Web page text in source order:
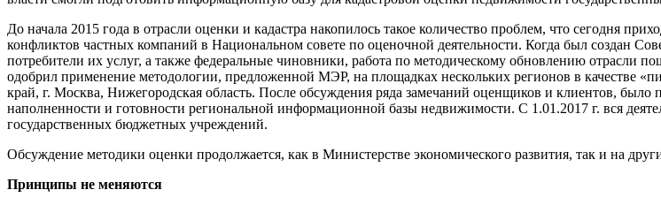
До начала 2015 года в отрасли оценки и кадастра накопилось такое количество проблем, что сегодня
конфликтов частных компаний в Национальном совете по оценочной деятельности. Когда был создан
потребители их услуг, а также федеральные чиновники, работа по методическому обновлению отрасли
одобрил применение методологии, предложенной МЭР, на площадках нескольких регионов в качестве
край, г. Москва, Нижегородская область. После обсуждения ряда замечаний оценщиков и клиентов,
наполненности и готовности региональной информационной базы недвижимости. С 1.01.2017 г. вся
государственных бюджетных учреждений.
Обсуждение методики оценки продолжается, как в Министерстве экономического развития, так и на
Принципы не меняются